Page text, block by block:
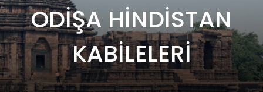
ODİŞA HİNDİSTAN
KABİLELERİ